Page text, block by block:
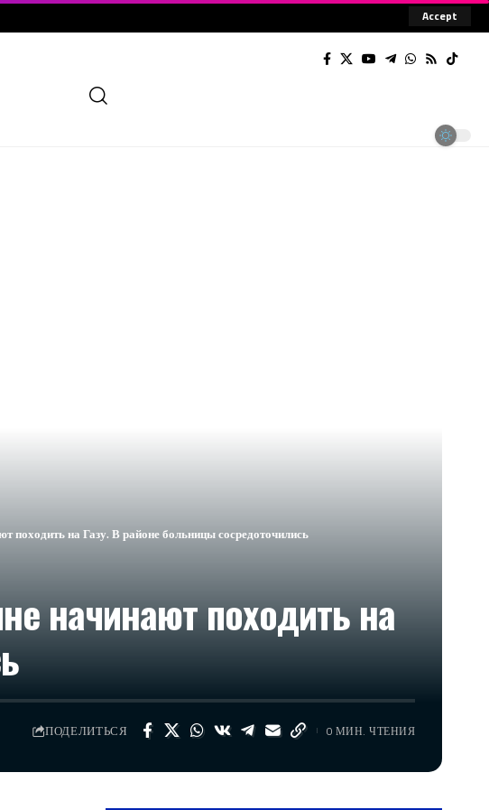
Accept
на Газу. В районе больницы сосредоточились
начинают походить на
ПОДЕЛИТЬСЯ 0 МИН. ЧТЕНИЯ